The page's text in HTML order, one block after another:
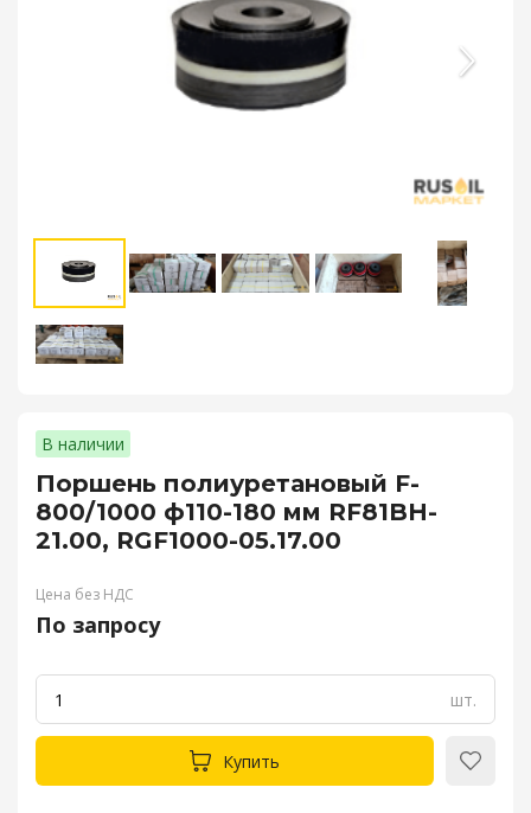
В наличии
Поршень полиуретановый F-
800/1000 ф110-180 мм RF81BH-
21.00, RGF1000-05.17.00
Цена без НДС
По запросу
шт.
Купить